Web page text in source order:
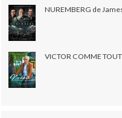
NUREMBERG de
VICTOR COMME